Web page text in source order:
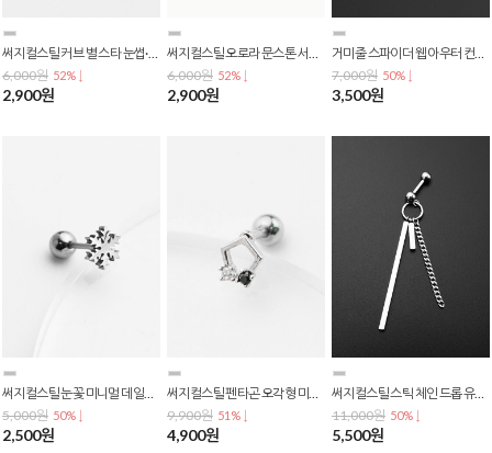
써지컬스틸 커브 별 스타 눈썹·입술·귓바퀴·배꼽 바나나 피어싱 P-0800
6,000원 52% ↓
2,900원
써지컬스틸 오로라 문스톤 서클 바벨 피어싱 (바두께 0.8mm) P-0798
6,000원 52% ↓
2,900원
거미줄 스파이더 웹 아우터 컨츠 귓바퀴 바벨 피어싱 P-0796
7,000원 50% ↓
3,500원
5,000원 50% ↓
2,500원
9,900원 51% ↓
4,900원
써지컬스틸 스틱 체인 드롭 유니크 언발 포인트 피어싱 p-0783
11,000원 50% ↓
5,500원